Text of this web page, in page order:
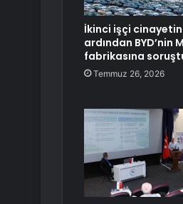
İkinci işçi
ardından BYD’nin
fabrikasına
Temmuz 26, 2026